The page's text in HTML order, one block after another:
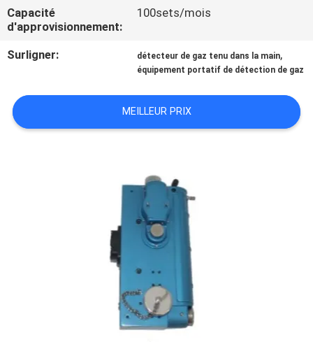
CONTACTEZ-
NOUS
CITATION
Capacité
d'approvisionnement:
100sets/mois
Surligner: détecteur de gaz tenu dans la main,
équipement portatif de détection de gaz
MEILLEUR PRIX